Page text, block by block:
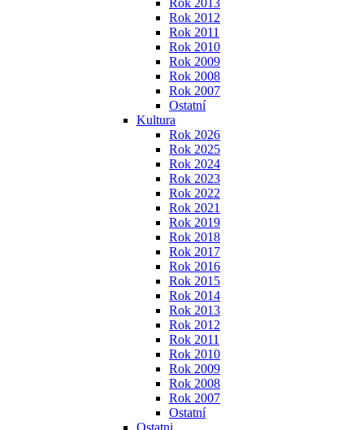
Rok 2013
Rok 2012
Rok 2011
Rok 2010
Rok 2009
Rok 2008
Rok 2007
Ostatní
Kultura
Rok 2026
Rok 2025
Rok 2024
Rok 2023
Rok 2022
Rok 2021
Rok 2019
Rok 2018
Rok 2017
Rok 2016
Rok 2015
Rok 2014
Rok 2013
Rok 2012
Rok 2011
Rok 2010
Rok 2009
Rok 2008
Rok 2007
Ostatní
Ostatni